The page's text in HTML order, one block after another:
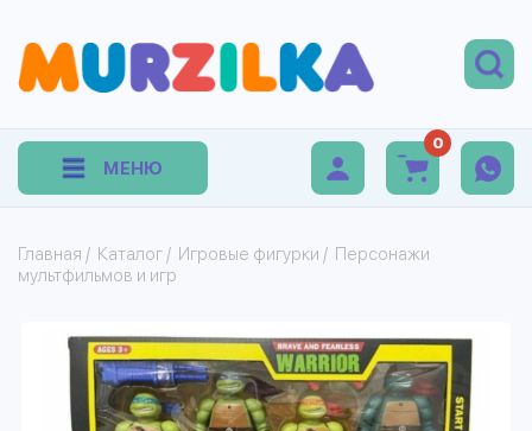
МЕНЮ
0
Главная / Каталог / Игровые фигурки / Персонажи
мультфильмов и игр